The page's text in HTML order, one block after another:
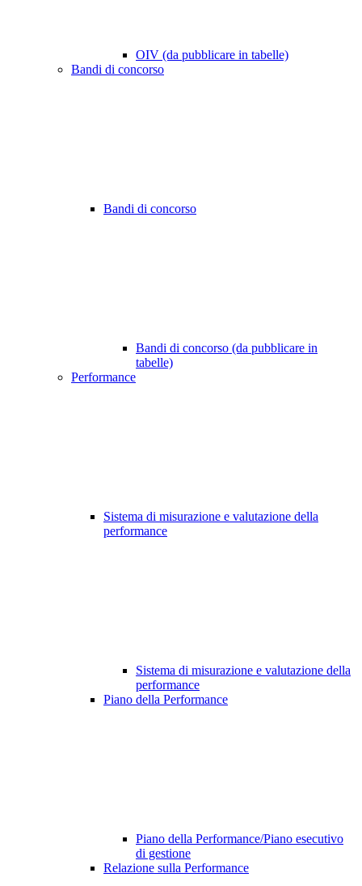
OIV (da pubblicare in tabelle)
Bandi di concorso
Bandi di concorso
Bandi di concorso (da pubblicare in
tabelle)
Performance
Sistema di misurazione e valutazione della
performance
Sistema di misurazione e valutazione della
performance
Piano della Performance
Piano della Performance/Piano esecutivo
di gestione
Relazione sulla Performance